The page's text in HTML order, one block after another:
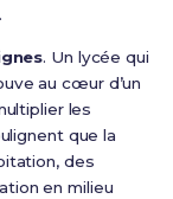
. Un lycée qui
au cœur d’un
les
que la
des
en milieu